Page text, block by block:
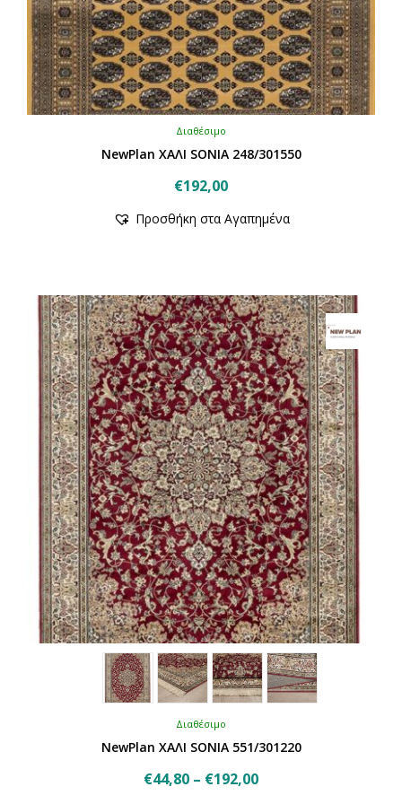
Διαθέσιμο
NewPlan ΧΑΛΙ SONIA 248/301550
€192,00
το
παραλλαγές.
Οι
επιλογές
μπορούν
να
επιλεγούν
στη
σελίδα
του
προϊόντος
Προσθήκη στα Αγαπημένα
Διαθέσιμο
NewPlan ΧΑΛΙ SONIA 551/301220
€44,80 – €192,00Price